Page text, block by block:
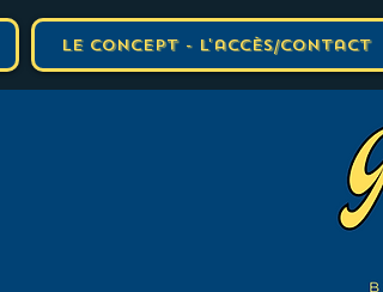
Le concept - L'accès/Contact